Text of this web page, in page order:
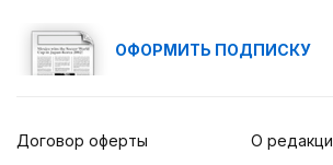
ОФОРМИТЬ ПОДПИСКУ
Договор оферты
О